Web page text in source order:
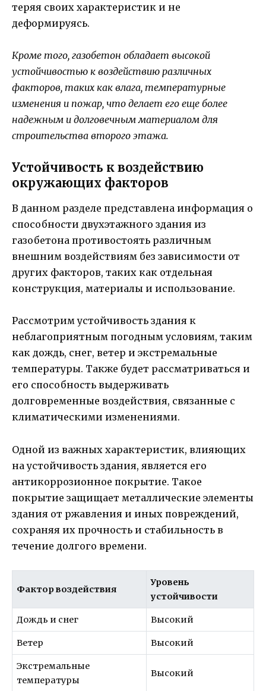
теряя своих характеристик и не
деформируясь.
Кроме того, газобетон обладает высокой
устойчивостью к воздействию различных
факторов, таких как влага, температурные
изменения и пожар, что делает его еще более
надежным и долговечным материалом для
строительства второго этажа.
Устойчивость к воздействию
окружающих факторов
В данном разделе представлена информация о
способности двухэтажного здания из
газобетона противостоять различным
внешним воздействиям без зависимости от
других факторов, таких как отдельная
конструкция, материалы и использование.
Рассмотрим устойчивость здания к
неблагоприятным погодным условиям, таким
как дождь, снег, ветер и экстремальные
температуры. Также будет рассматриваться и
его способность выдерживать
долговременные воздействия, связанные с
климатическими изменениями.
Одной из важных характеристик, влияющих
на устойчивость здания, является его
антикоррозионное покрытие. Такое
покрытие защищает металлические элементы
здания от ржавления и иных повреждений,
сохраняя их прочность и стабильность в
течение долгого времени.
Фактор воздействия
Уровень
устойчивости
Дождь и снег Высокий
Ветер Высокий
Экстремальные
температуры
Высокий